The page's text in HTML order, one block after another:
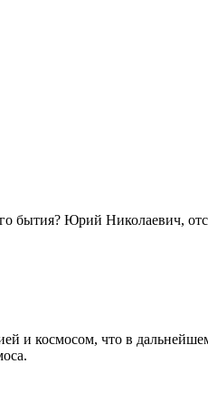
бытия? Юрий Николаевич,
и космосом, что в